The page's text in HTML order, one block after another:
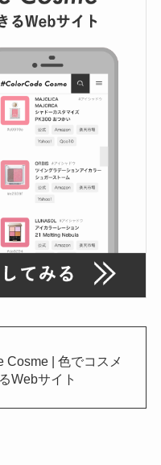
Cosme | 色でコスメ
Webサイト